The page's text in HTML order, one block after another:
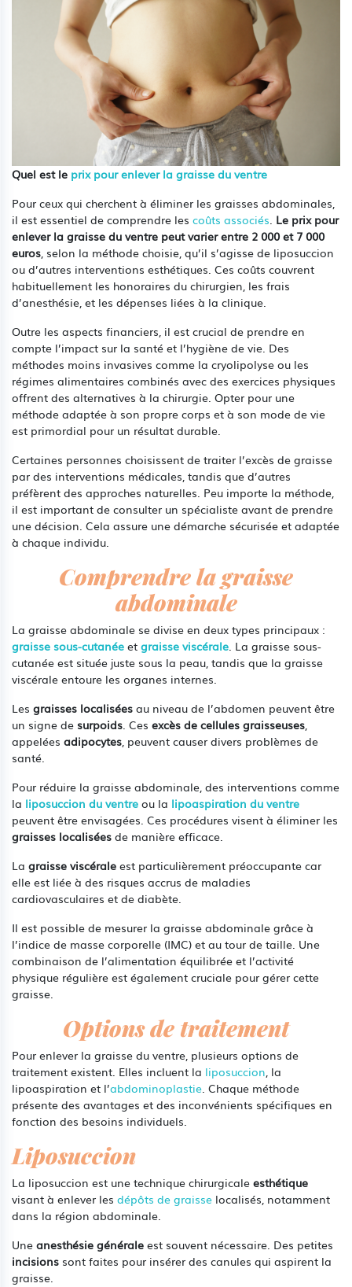
Quel est le prix pour enlever la graisse du ventre
Pour ceux qui cherchent à éliminer les graisses abdominales,
il est essentiel de comprendre les coûts associés. Le prix pour
enlever la graisse du ventre peut varier entre 2 000 et 7 000
euros, selon la méthode choisie, qu’il s’agisse de liposuccion
ou d’autres interventions esthétiques. Ces coûts couvrent
habituellement les honoraires du chirurgien, les frais
d’anesthésie, et les dépenses liées à la clinique.
Outre les aspects financiers, il est crucial de prendre en
compte l’impact sur la santé et l’hygiène de vie. Des
méthodes moins invasives comme la cryolipolyse ou les
régimes alimentaires combinés avec des exercices physiques
offrent des alternatives à la chirurgie. Opter pour une
méthode adaptée à son propre corps et à son mode de vie
est primordial pour un résultat durable.
Certaines personnes choisissent de traiter l’excès de graisse
par des interventions médicales, tandis que d’autres
préfèrent des approches naturelles. Peu importe la méthode,
il est important de consulter un spécialiste avant de prendre
une décision. Cela assure une démarche sécurisée et adaptée
à chaque individu.
Comprendre la graisse
abdominale
La graisse abdominale se divise en deux types principaux :
graisse sous-cutanée et graisse viscérale. La graisse sous-
cutanée est située juste sous la peau, tandis que la graisse
viscérale entoure les organes internes.
Les graisses localisées au niveau de l’abdomen peuvent être
un signe de surpoids. Ces excès de cellules graisseuses,
appelées adipocytes, peuvent causer divers problèmes de
santé.
Pour réduire la graisse abdominale, des interventions comme
la liposuccion du ventre ou la lipoaspiration du ventre
peuvent être envisagées. Ces procédures visent à éliminer les
graisses localisées de manière efficace.
La graisse viscérale est particulièrement préoccupante car
elle est liée à des risques accrus de maladies
cardiovasculaires et de diabète.
Il est possible de mesurer la graisse abdominale grâce à
l’indice de masse corporelle (IMC) et au tour de taille. Une
combinaison de l’alimentation équilibrée et l’activité
physique régulière est également cruciale pour gérer cette
graisse.
Options de traitement
Pour enlever la graisse du ventre, plusieurs options de
traitement existent. Elles incluent la liposuccion, la
lipoaspiration et l’abdominoplastie. Chaque méthode
présente des avantages et des inconvénients spécifiques en
fonction des besoins individuels.
Liposuccion
La liposuccion est une technique chirurgicale esthétique
visant à enlever les dépôts de graisse localisés, notamment
dans la région abdominale.
Une anesthésie générale est souvent nécessaire. Des petites
incisions sont faites pour insérer des canules qui aspirent la
graisse.